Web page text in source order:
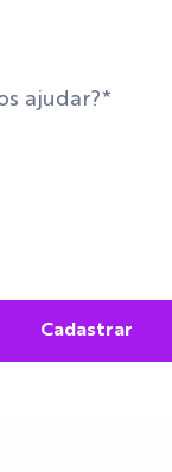
Cadastrar